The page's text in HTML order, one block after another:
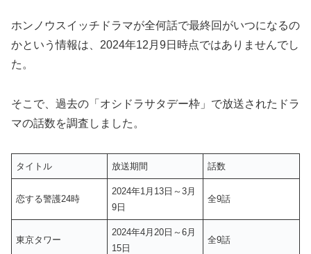
ホンノウスイッチドラマが全何話で最終回がいつになるの
かという情報は、2024年12月9日時点ではありませんでし
た。
そこで、過去の「オシドラサタデー枠」で放送されたドラ
マの話数を調査しました。
タイトル 放送期間 話数
恋する警護24時
2024年1月13日～3月
9日
全9話
東京タワー
2024年4月20日～6月
15日
全9話